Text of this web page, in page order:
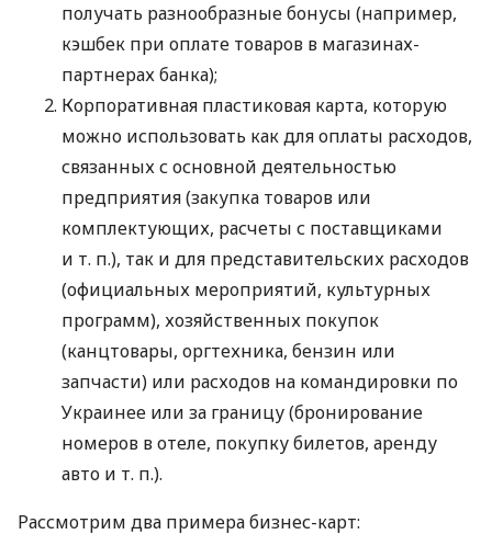
получать разнообразные бонусы (например,
кэшбек при оплате товаров в магазинах-
партнерах банка);
Корпоративная пластиковая карта, которую
можно использовать как для оплаты расходов,
связанных с основной деятельностью
предприятия (закупка товаров или
комплектующих, расчеты с поставщиками
и т. п.), так и для представительских расходов
(официальных мероприятий, культурных
программ), хозяйственных покупок
(канцтовары, оргтехника, бензин или
запчасти) или расходов на командировки по
Украинее или за границу (бронирование
номеров в отеле, покупку билетов, аренду
авто и т. п.).
Рассмотрим два примера бизнес-карт: